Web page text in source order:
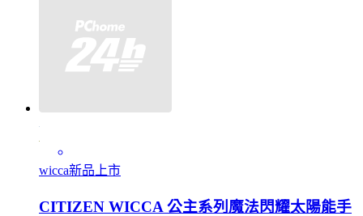
wicca新品上市
CITIZEN WICCA 公主系列魔法閃耀太陽能手